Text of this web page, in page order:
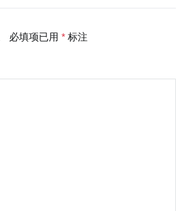
必填项已用 * 标注